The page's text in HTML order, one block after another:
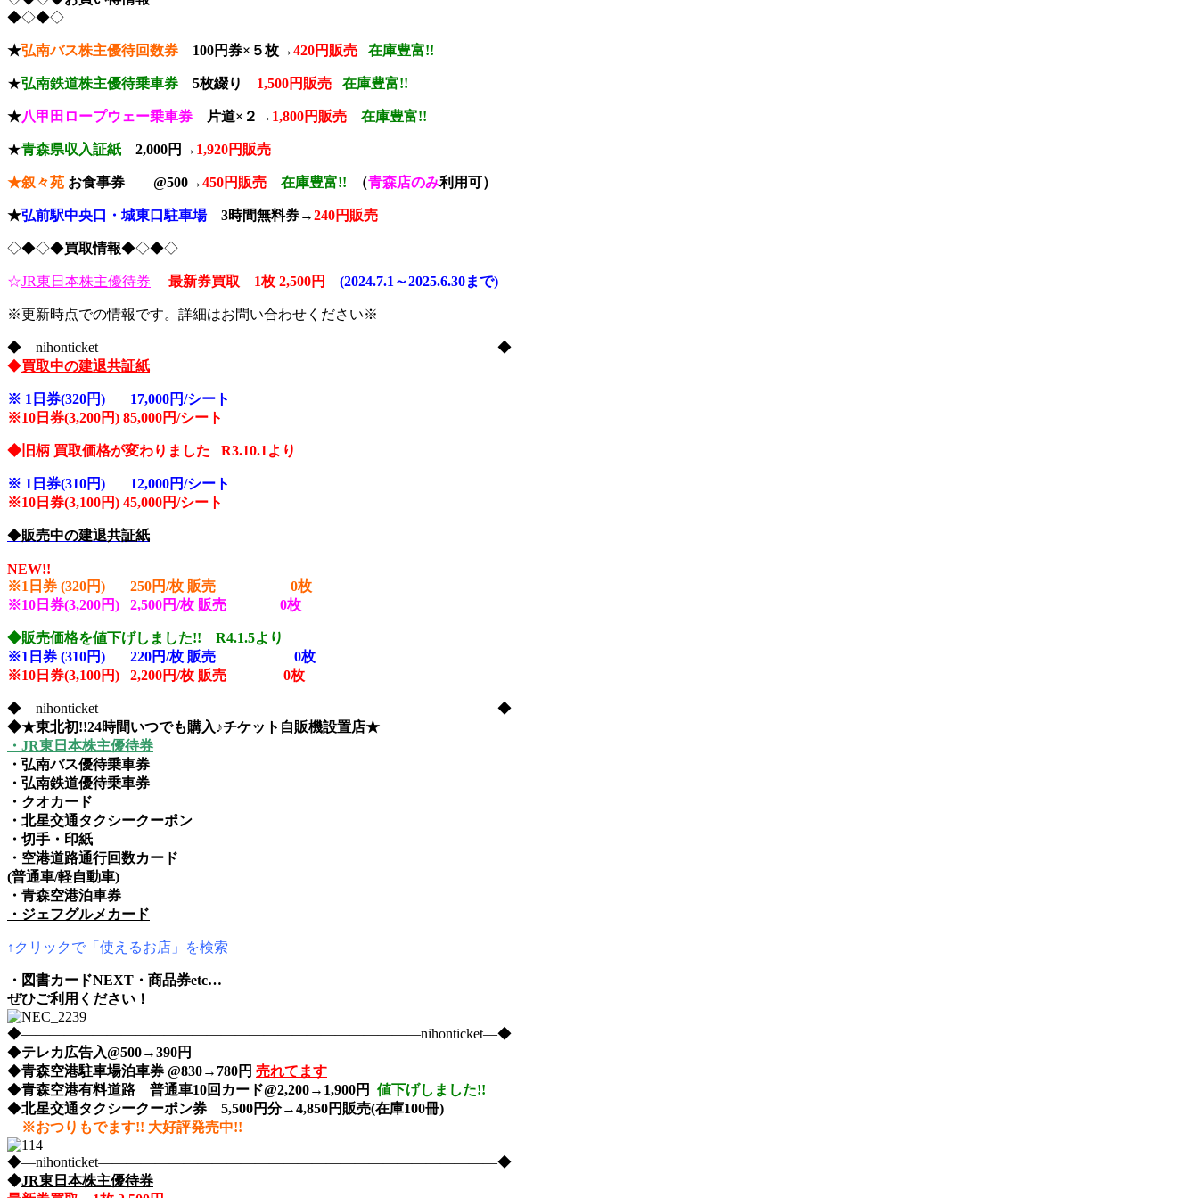
◆◇◆◇
★弘南バス株主優待回数券 100円券×５枚→420円販売 在庫豊富!!
★弘南鉄道株主優待乗車券 5枚綴り 1,500円販売 在庫豊富!!
★八甲田ロープウェー乗車券 片道×２→ 1,800円販売 在庫豊富!!
★青森県収入証紙 2,000円→ 1,920円販売
★叙々苑 お食事券 @500→450円販売 在庫豊富!! （青森店のみ利用可）
★弘前駅中央口 ・城東口駐車場3時間無料券→240円販売
◇◆◇◆買取情報◆◇◆◇
☆JR東日本株主優待券 最新券買取 1枚 2,500円 (2024.7.1～2025.6.30まで)
※更新時点での情報です。詳細はお問い合わせください※
◆―nihonticket――――――――――――――――――――――――――――◆
◆買取中の建退共証紙
※ 1日券(320円) 17,000円/シート
※10 日券(3,200円) 85,000円/シート
◆旧柄 買取価格が変わりました R3.10.1より
※ 1日券(310円) 12,000円/シート
※10 日券(3,100円) 45,000円/シート
◆販売中の建退共証紙
NEW!!
※1日券 (320円) 250円/枚 販売 0枚
※10日券(3,200円) 2,500円/枚 販売 0枚
◆販売価格を値下げしました!! R4.1.5より
※1日券 (310円) 220円/枚 販売 0枚
※10日券(3,100円) 2,200円/枚 販売 0枚
◆―nihonticket――――――――――――――――――――――――――――◆
◆★東北初!!24時間いつでも購入♪チケット自販機設置店★
・JR東日本株主優待券
・弘南バス優待乗車券
・弘南鉄道優待乗車券
・クオカード
・北星交通タクシークーポン
・切手・印紙
・空港道路通行回数カード
(普通車/軽自動車)
・青森空港泊車券
・ジェフグルメカード
↑クリックで「使えるお店」を検索
・図書カードNEXT・商品券etc…
ぜひご利用ください！
◆――――――――――――――――――――――――――――nihonticket―◆
◆テレカ広告入@500→390円
◆青森空港駐車場泊車券 @830→780円 売れてます
◆青森空港有料道路 普通車10回カード@2,200→1,900円 値下げしました!!
◆北星交通タクシークーポン券 5,500円分→4,850円販売(在庫100冊)
※おつりもでます!! 大好評発売中!!
◆―nihonticket――――――――――――――――――――――――――――◆
◆JR東日本株主優待券